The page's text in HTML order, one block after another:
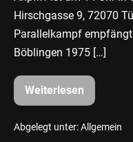
Hirschgasse 9, 72070
Parallelkampf
Böblingen 1975 […]
Weiterlesen
Spannender
Doppel-
an
Abgelegt unter:Allgemein